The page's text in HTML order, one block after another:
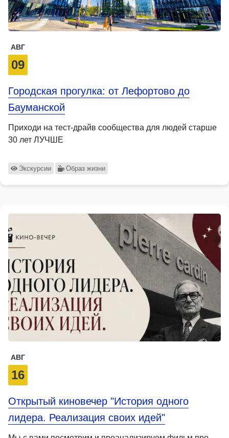
АВГ
09
Городская прогулка: от Лефортово до
Бауманской
Приходи на тест-драйв сообщества для людей старше
30 лет ЛУЧШЕ
Экскурсии Образ жизни
АВГ
16
Открытый киновечер "История одного
лидера. Реализация своих идей"